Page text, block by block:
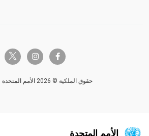
facebook-f
instagram
twitter-x
حقوق الملكية © 2026 الأمم المتحدة في لبنان
الأمم المتحدة